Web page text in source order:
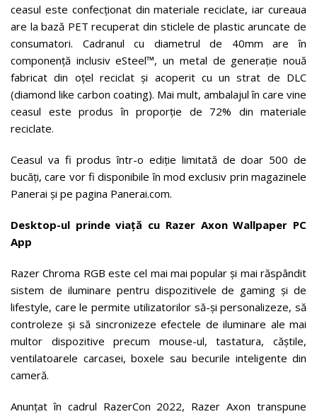
ceasul este confecționat din materiale reciclate, iar cureaua
are la bază PET recuperat din sticlele de plastic aruncate de
consumatori. Cadranul cu diametrul de 40mm are în
componență inclusiv eSteel™, un metal de generație nouă
fabricat din oțel reciclat și acoperit cu un strat de DLC
(diamond like carbon coating). Mai mult, ambalajul în care vine
ceasul este produs în proporție de 72% din materiale
reciclate.
Ceasul va fi produs într-o ediție limitată de doar 500 de
bucăți, care vor fi disponibile în mod exclusiv prin magazinele
Panerai și pe pagina Panerai.com.
Desktop-ul prinde viață cu Razer Axon Wallpaper PC
App
Razer Chroma RGB este cel mai mai popular și mai răspândit
sistem de iluminare pentru dispozitivele de gaming și de
lifestyle, care le permite utilizatorilor să-și personalizeze, să
controleze și să sincronizeze efectele de iluminare ale mai
multor dispozitive precum mouse-ul, tastatura, căștile,
ventilatoarele carcasei, boxele sau becurile inteligente din
cameră.
Anunțat în cadrul RazerCon 2022, Razer Axon transpune